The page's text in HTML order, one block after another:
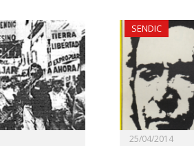
SENDIC
25/04/2014